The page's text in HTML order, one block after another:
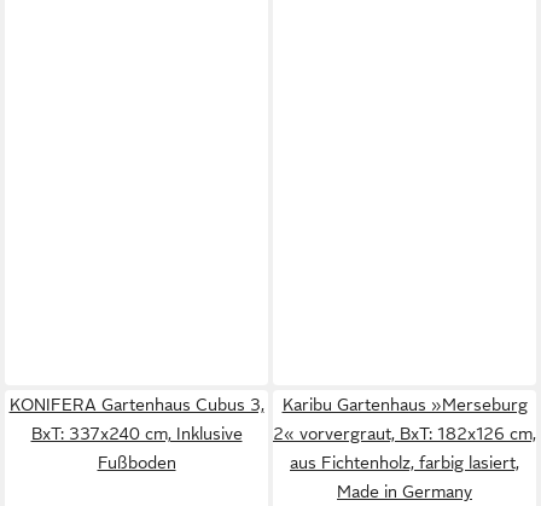
KONIFERA Gartenhaus Cubus 3,
BxT: 337x240 cm, Inklusive
Fußboden
Karibu Gartenhaus »Merseburg
2« vorvergraut, BxT: 182x126 cm,
aus Fichtenholz, farbig lasiert,
Made in Germany